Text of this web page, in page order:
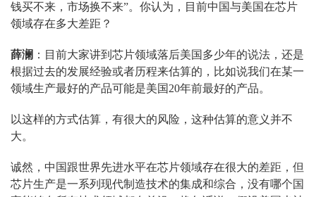
钱买不来，市场换不来”。你认为，目前中国与美国在芯片
领域存在多大差距？
薛澜 ：目前大家讲到芯片领域落后美国多少年的说法，还是
根据过去的发展经验或者历程来估算的，比如说我们在某一
领域生产最好的产品可能是美国20年前最好的产品。
以这样的方式估算，有很大的风险，这种估算的意义并不
大。
诚然，中国跟世界先进水平在芯片领域存在很大的差距，但
芯片生产是一系列现代制造技术的集成和综合，没有哪个国